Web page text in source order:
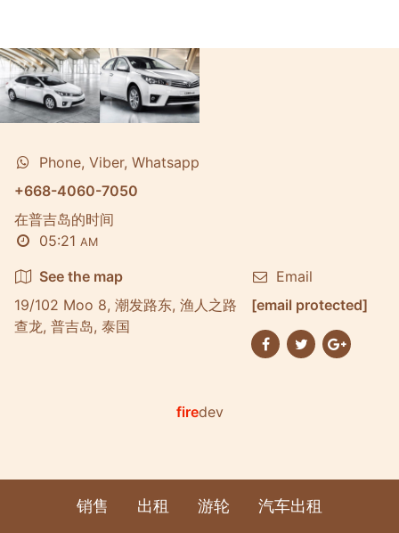
Phone, Viber, Whatsapp
+668-4060-7050
在普吉岛的时间
05:21 AM
See the map
19/102 Moo 8, 潮发路东, 渔人之路
查龙, 普吉岛, 泰国
Email
[email protected]
firedev
销售 出租 游轮 汽车出租